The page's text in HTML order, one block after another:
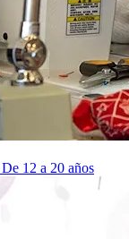
12 a 20 años